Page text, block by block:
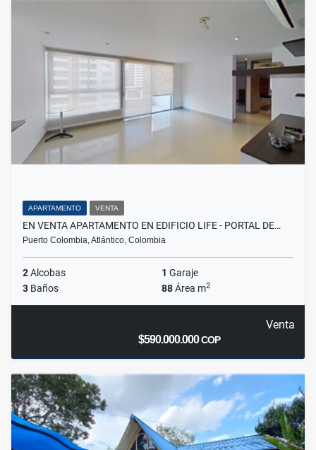
APARTAMENTO VENTA
EN VENTA APARTAMENTO EN EDIFICIO LIFE - PORTAL DE…
Puerto Colombia, Atlántico, Colombia
2Alcobas 1 Garaje
3 Baños 88Área m2
Venta
$590.000.000COP